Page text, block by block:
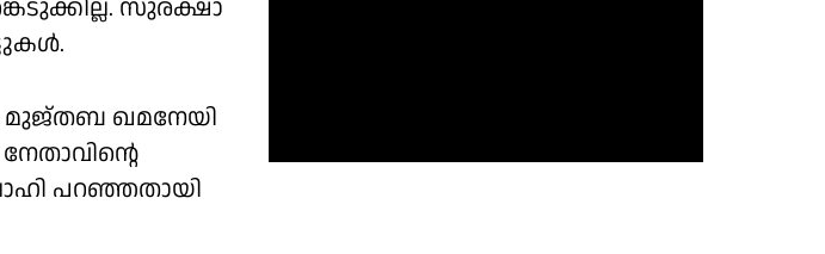
സുരക്ഷാ
മുജ്തബ ഖമനേയി
പറഞ്ഞതായി